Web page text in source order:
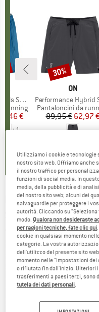
5,5''
running
ridotto
€
+ 1
MARCHIO
ON
Articolo
Performance Hybrid
Gruppo di prodotti
Pantaloncini da
Prezzo
89,95 € Prezzo
62,97
Sconto
30%
INOV8 -Women's
Short - Pantaloncini
(0)
Utilizziamo i cookie e
nostro sito web. Offriamo
il nostro traffico per
funzioni di social media. In
media, della pubblicità e di
del nostro sito web; alcuni dei
salvaguardie per proteggere i
autorità. Cliccando su
modo. Qualora non desideraste
per ragioni tecniche, fate clic qui
cookie in qualsiasi momento
categorie. La vostra
dell'utilizzo del presente sito
momento nelle "Impostazioni
o rifiutata fin dall'inizio. Ulteriori
trasferimenti a paesi terzi, sono
tutela dei dati personali.